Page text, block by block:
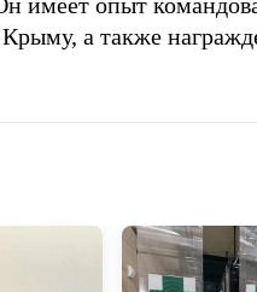
имеет опыт
а также